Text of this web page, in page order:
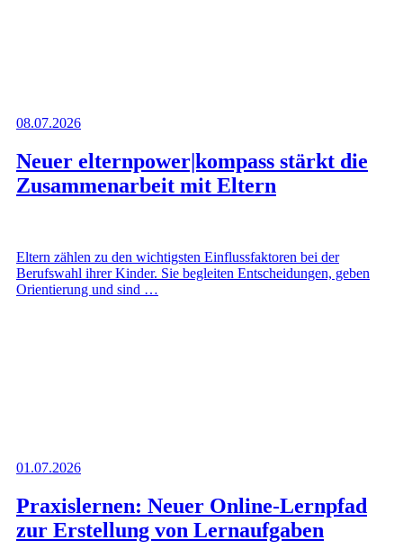
08.07.2026
Neuer elternpower|kompass stärkt die
Zusammenarbeit mit Eltern
Eltern zählen zu den wichtigsten Einflussfaktoren bei der
Berufswahl ihrer Kinder. Sie begleiten Entscheidungen, geben
Orientierung und sind …
01.07.2026
Praxislernen: Neuer Online-Lernpfad
zur Erstellung von Lernaufgaben